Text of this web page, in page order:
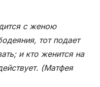
с женою
тот подает
и кто женится на
(Матфея